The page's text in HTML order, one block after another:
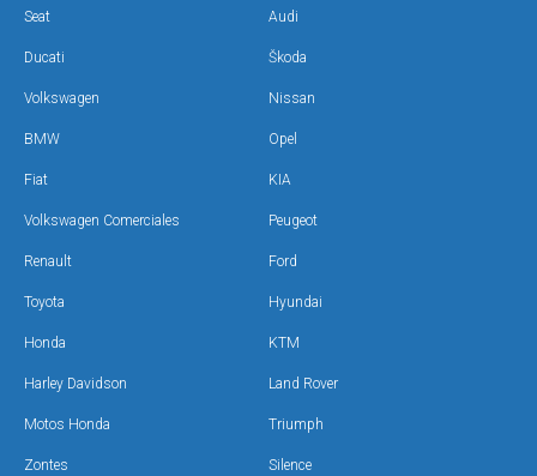
Seat Audi
Ducati Škoda
Volkswagen Nissan
BMW Opel
Fiat KIA
Volkswagen Comerciales Peugeot
Renault Ford
Toyota Hyundai
Honda KTM
Harley Davidson Land Rover
Motos Honda Triumph
Zontes Silence